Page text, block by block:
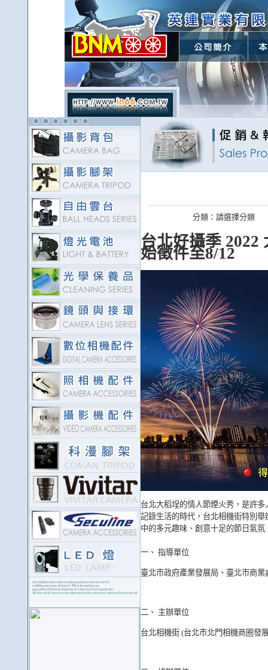
分類： 請選擇分類
台北好攝季 2022
始徵件至8/12
台北大稻埕的情人節煙火秀，是許
記錄生活的時代，台北相機街特別
中的多元趣味、創意十足的節日氣氛
一、 指導單位
臺北市政府產業發展局、臺北市商業
二、 主辦單位
台北相機街 (台北市北門相機商圈發